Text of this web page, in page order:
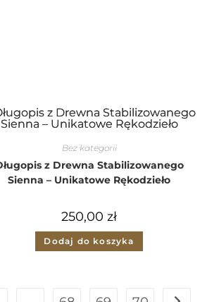
Bez kategorii
z Drewna Stabilizowanego
Sienna – Unikatowe Rękodzieło
250,00 zł
Dodaj do koszyka